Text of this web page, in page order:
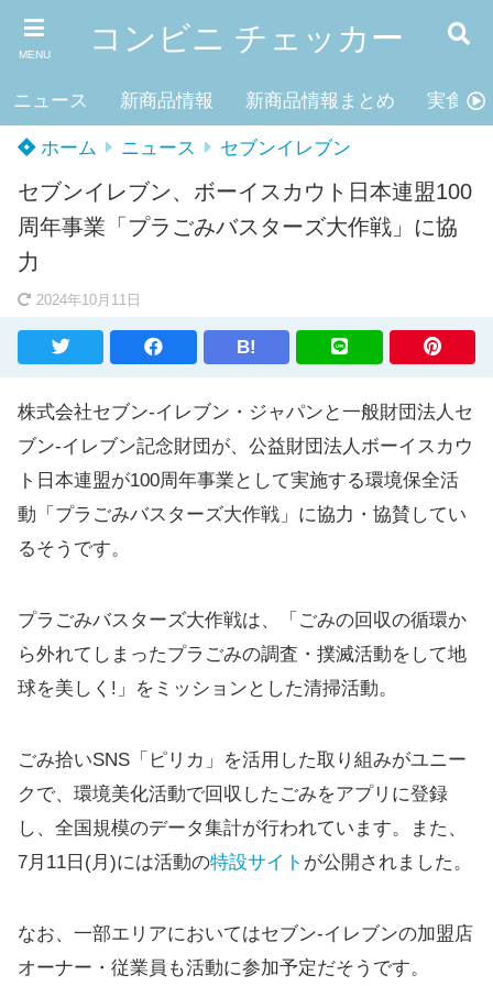
MENU コンビニ チェッカー
ニュース 新商品情報 新商品情報まとめ 実食レ
ホーム ニュース セブンイレブン
セブンイレブン、ボーイスカウト日本連盟100
周年事業「プラごみバスターズ大作戦」に協
力
2024年10月11日
B!
株式会社セブン-イレブン・ジャパンと一般財団法人セ
ブン-イレブン記念財団が、公益財団法人ボーイスカウ
ト日本連盟が100周年事業として実施する環境保全活
動「プラごみバスターズ大作戦」に協力・協賛してい
るそうです。
プラごみバスターズ大作戦は、「ごみの回収の循環か
ら外れてしまったプラごみの調査・撲滅活動をして地
球を美しく!」をミッションとした清掃活動。
ごみ拾いSNS「ピリカ」を活用した取り組みがユニー
クで、環境美化活動で回収したごみをアプリに登録
し、全国規模のデータ集計が行われています。また、
7月11日(月)には活動の特設サイト が公開されました。
なお、一部エリアにおいてはセブン-イレブンの加盟店
オーナー・従業員も活動に参加予定だそうです。